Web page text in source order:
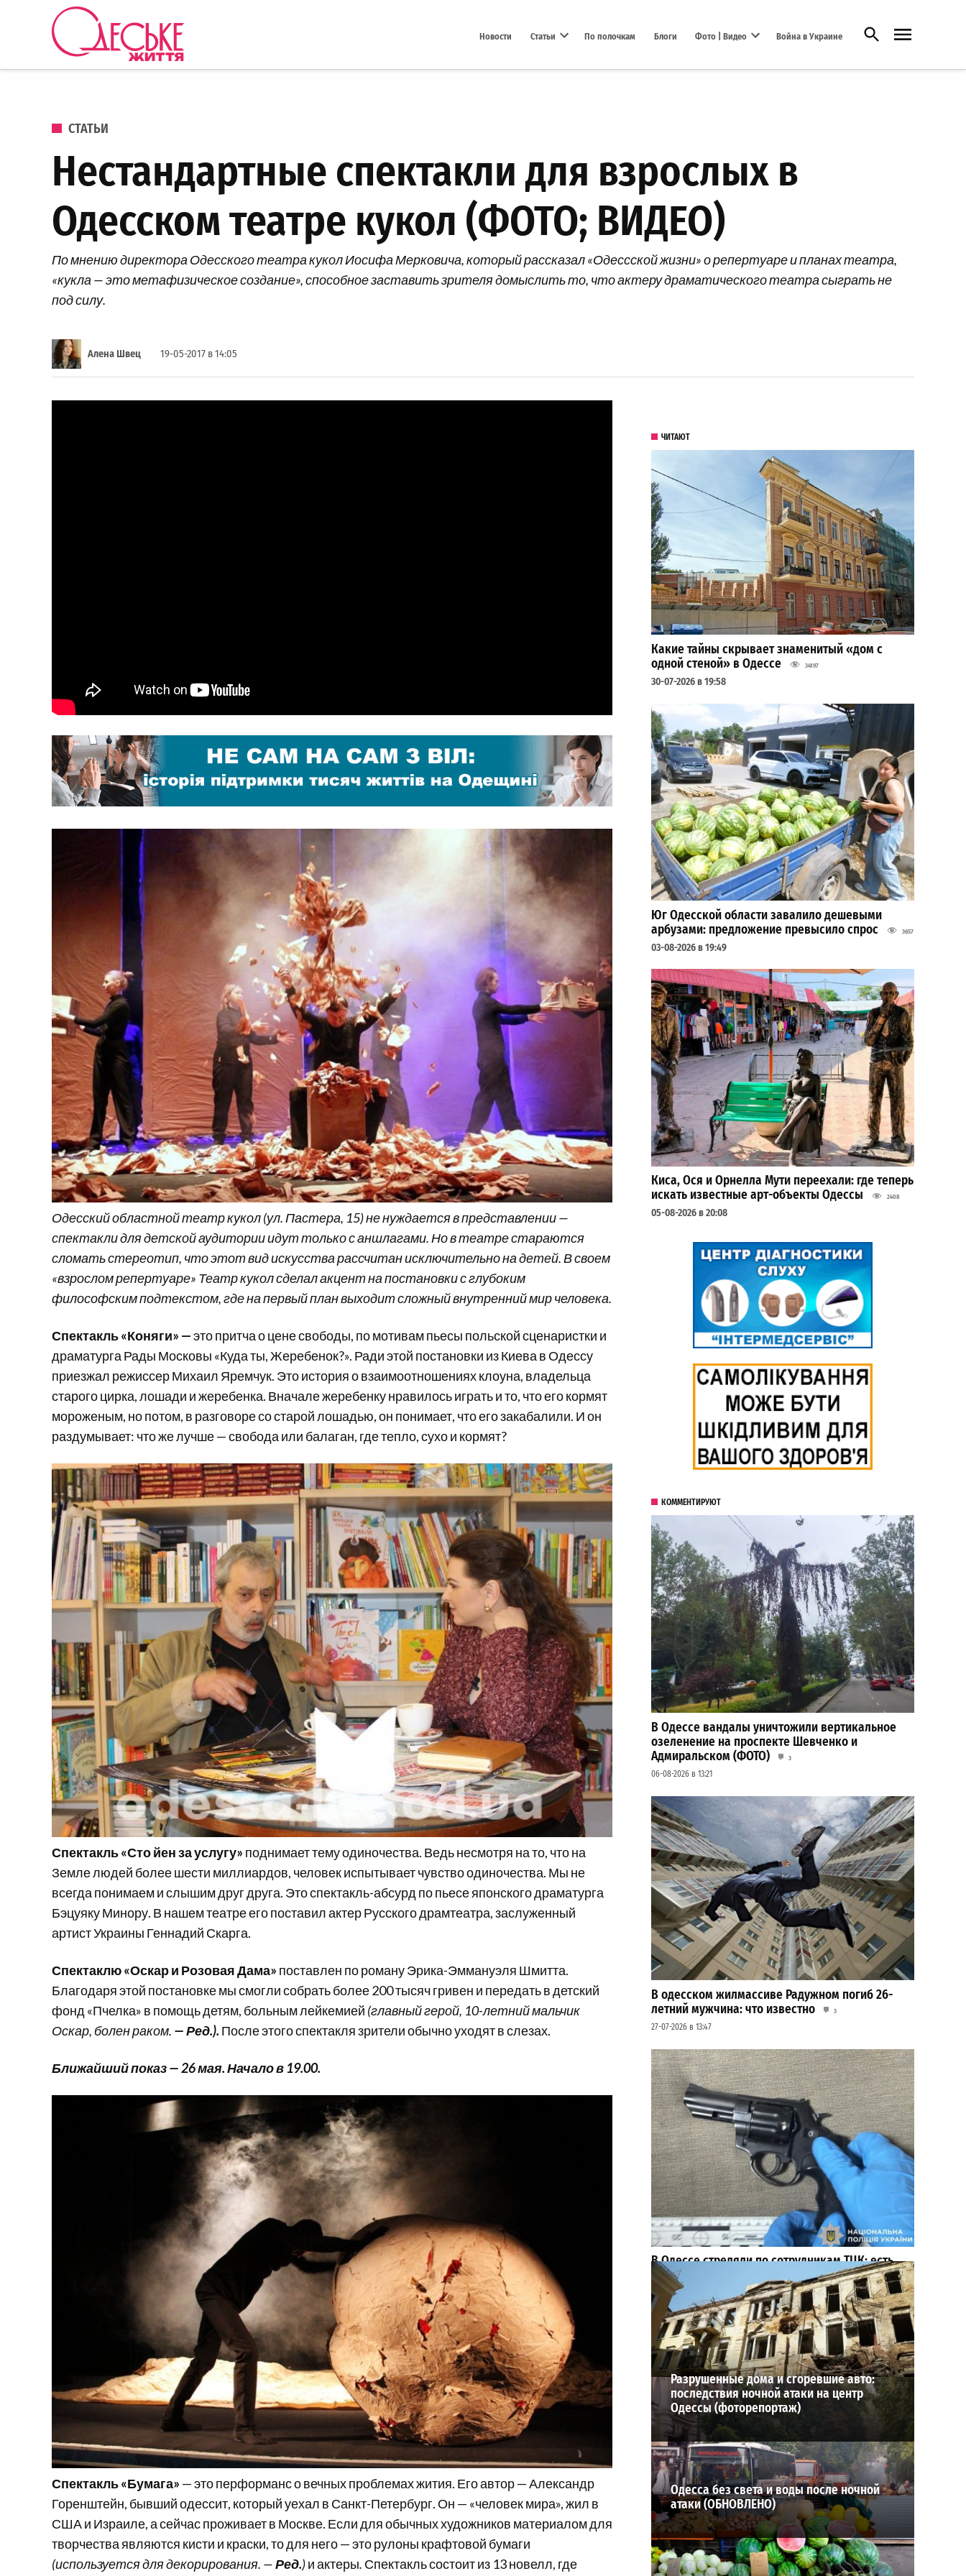
Перейти к содержанию
Новости Статьи По полочкам Блоги Фото | Видео Война в Украине Открыть поиск
ОПУБЛИКОВАНО В
СТАТЬИ
Нестандартные спектакли для взрослых в
Одесском театре кукол (ФОТО; ВИДЕО)
По мнению директора Одесского театра кукол Иосифа Мерковича, который рассказал «Одессской жизни» о репертуаре и планах театра,
«кукла — это метафизическое создание», способное заставить зрителя домыслить то, что актеру драматического театра сыграть не
под силу.
Алена Швец 19-05-2017 в 14:05
Одесский областной театр кукол (ул. Пастера, 15) не нуждается в представлении —
спектакли для детской аудитории идут только с аншлагами. Но в театре стараются
сломать стереотип, что этот вид искусства рассчитан исключительно на детей. В своем
«взрослом репертуаре» Театр кукол сделал акцент на постановки с глубоким
философским подтекстом, где на первый план выходит сложный внутренний мир человека.
Спектакль «Коняги» —это притча о цене свободы, по мотивам пьесы польской сценаристки и
драматурга Рады Московы «Куда ты, Жеребенок?». Ради этой постановки из Киева в Одессу
приезжал режиссер Михаил Яремчук. Это история о взаимоотношениях клоуна, владельца
старого цирка, лошади и жеребенка. Вначале жеребенку нравилось играть и то, что его кормят
мороженым, но потом, в разговоре со старой лошадью, он понимает, что его закабалили. И он
раздумывает: что же лучше — свобода или балаган, где тепло, сухо и кормят?
Спектакль «Сто йен за услугу» поднимает тему одиночества. Ведь несмотря на то, что на
Земле людей более шести миллиардов, человек испытывает чувство одиночества. Мы не
всегда понимаем и слышим друг друга. Это спектакль-абсурд по пьесе японского драматурга
Бэцуяку Минору. В нашем театре его поставил актер Русского драмтеатра, заслуженный
артист Украины Геннадий Скарга.
Спектаклю «Оскар и Розовая Дама» поставлен по роману Эрика-Эммануэля Шмитта.
Благодаря этой постановке мы смогли собрать более 200 тысяч гривен и передать в детский
фонд «Пчелка» в помощь детям, больным лейкемией (главный герой, 10-летний мальчик
Оскар, болен раком. — Ред.). После этого спектакля зрители обычно уходят в слезах.
Ближайший показ — 26 мая. Начало в 19.00.
Спектакль «Бумага» — это перформанс о вечных проблемах жития. Его автор — Александр
Горенштейн, бывший одессит, который уехал в Санкт-Петербург. Он — «человек мира», жил в
США и Израиле, а сейчас проживает в Москве. Если для обычных художников материалом для
творчества являются кисти и краски, то для него — это рулоны крафтовой бумаги
(используется для декорирования. —Ред.)и актеры. Спектакль состоит из 13 новелл, где
ЧИТАЮТ
Какие тайны скрывает знаменитый «дом с
одной стеной» в Одессе
34197
30-07-2026 в 19:58
Юг Одесской области завалило дешевыми
арбузами: предложение превысило спрос
3657
03-08-2026 в 19:49
Киса, Ося и Орнелла Мути переехали: где теперь
искать известные арт-объекты Одессы
2408
05-08-2026 в 20:08
КОММЕНТИРУЮТ
В Одессе вандалы уничтожили вертикальное
озеленение на проспекте Шевченко и
Адмиральском (ФОТО)
3
06-08-2026 в 13:21
В одесском жилмассиве Радужном погиб 26-
летний мужчина: что известно
3
27-07-2026 в 13:47
В Одессе стреляли по сотрудникам ТЦК: есть
раненые (ОБНОВЛЕНО)
02-08-2026 в 22:15
ВИБОР РЕДАКЦИИ
Разрушенные дома и сгоревшие авто:
последствия ночной атаки на центр
Одессы (фоторепортаж)
Одесса без света и воды после ночной
атаки (ОБНОВЛЕНО)